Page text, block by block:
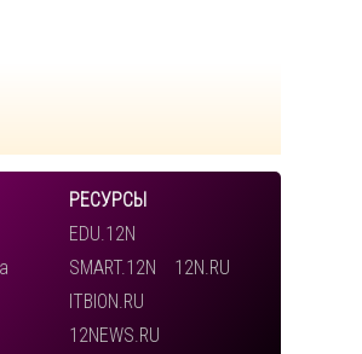
РЕСУРСЫ
EDU.12N
SMART.12N
12N.RU
ITBION.RU
12NEWS.RU